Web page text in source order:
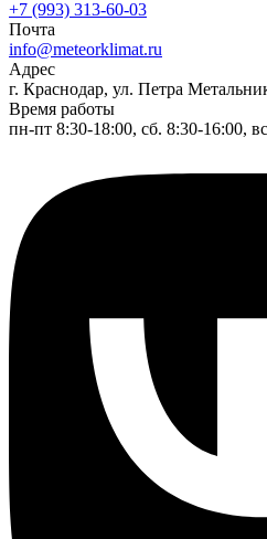
+7 (993) 313-60-03
Почта
info@meteorklimat.ru
Адрес
г. Краснодар, ул. Петра
Время работы
пн-пт 8:30-18:00, сб. 8:30-16:00,